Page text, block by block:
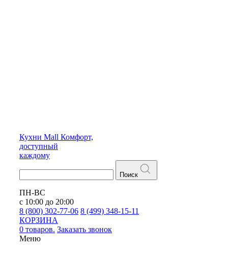
Кухни Mall Комфорт,
доступный
каждому
Поиск
ПН-ВС
с 10:00 до 20:00
8 (800) 302-77-06 8 (499) 348-15-11
КОРЗИНА
0 товаров. Заказать звонок
Меню